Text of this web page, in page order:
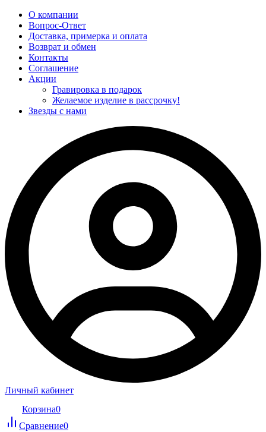
О компании
Вопрос-Ответ
Доставка, примерка и оплата
Возврат и обмен
Контакты
Соглашение
Акции
Гравировка в подарок
Желаемое изделие в рассрочку!
Звезды с нами
Личный кабинет
Корзина0
Сравнение0